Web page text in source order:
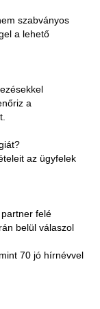
szabványos
a lehető
a
az ügyfelek
felé
belül válaszol
70 jó hírnévvel